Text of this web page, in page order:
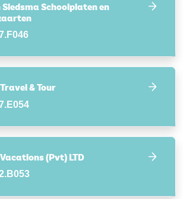
Schoolplaten en
& Tour
(Pvt) LTD